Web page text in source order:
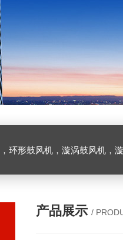
涡鼓风机，漩涡气泵，透浦式中压鼓风机，防爆风机，工业吸尘器，
产品展示 /